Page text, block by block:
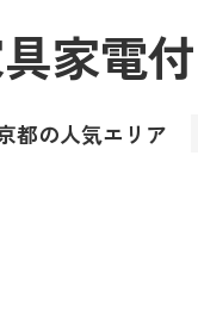
家電
都の人気エリア